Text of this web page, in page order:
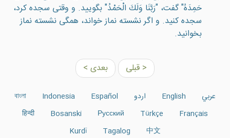
حَمِدَهُ" گفت، "رَبَّنَا وَلَكَ الْحَمْدُ" بگویید. و وقتی سجده کرد،
سجده کنید. و اگر نشسته نماز خواند، همگی نشسته نماز
بخوانید.
< قبلی بعدی >
عربي English اردو Español
Indonesia
বাংলা
Français
Türkçe
Русский
Bosanski
हिन्दी
中文
Tagalog
Kurdî